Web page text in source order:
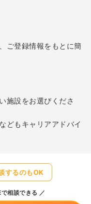
ご登録情報をもとに簡
施設をお選びくださ
どもキャリアアドバイ
するのもOK
相談できる